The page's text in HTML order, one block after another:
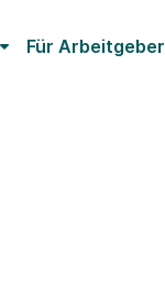
Für Arbeitgeber